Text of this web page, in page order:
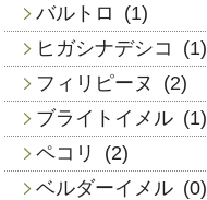
バルトロ
(1)
ヒガシナデシコ
(1)
フィリピーヌ
(2)
ブライトイメル (1)
ペコリ
(2)
ベルダーイメル (0)